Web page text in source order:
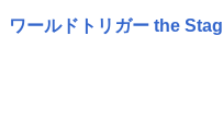
ワールドトリガー the